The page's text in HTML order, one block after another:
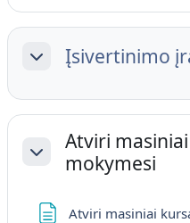
SavērstĮsivertinimo
Savērst
Atviri
mokymesi
Atviri masiniai